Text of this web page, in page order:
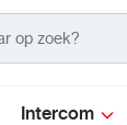
Intercom